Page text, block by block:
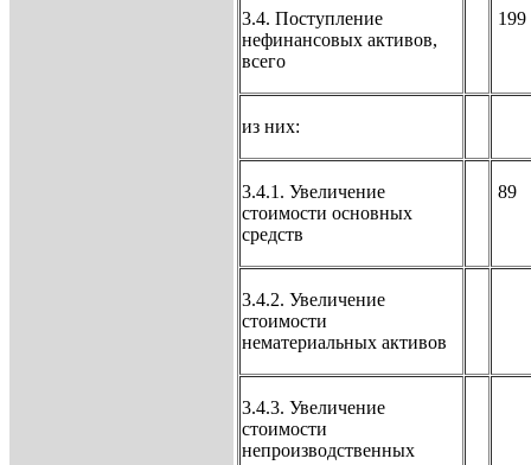
3.4. Поступление
нефинансовых активов,
всего
199
из них:
3.4.1. Увеличение
стоимости основных
средств
89
3.4.2. Увеличение
стоимости
нематериальных активов
3.4.3. Увеличение
стоимости
непроизводственных